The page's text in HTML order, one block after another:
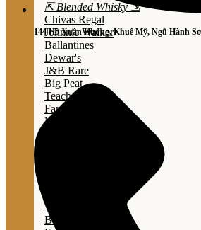
144 Hồ Xuân Hương, Khuê Mỹ, Ngũ Hành
⇱ Blended Whisky ⇲
Chivas Regal
Johnnie Walker
Ballantines
Dewar's
J&B Rare
Big Peat
Teacher's
Famous Grouse
Monkey Shouder
Wild Turkey
Bulleit Bourbon